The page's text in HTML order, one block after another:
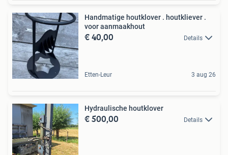
Handmatige houtklover . houtkliever .
voor aanmaakhout
€ 40,00 Details
Etten-Leur 3 aug 26
Hydraulische houtklover
€ 500,00 Details